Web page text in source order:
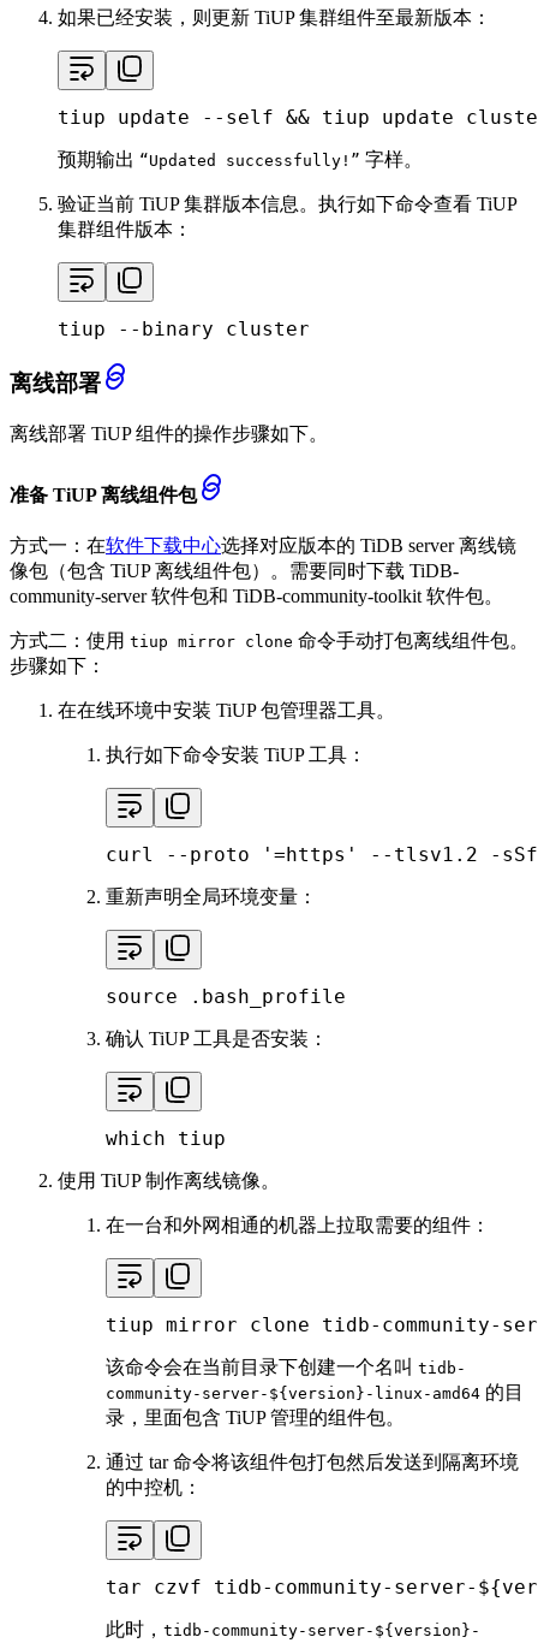
如果已经安装，则更新 TiUP 集群组件至最新版本：
tiup update --self && tiup update
预期输出 “Updated successfully!” 字样。
验证当前 TiUP 集群版本信息。执行如下命令查看 TiUP
集群组件版本：
tiup --binary cluster
离线部署
离线部署 TiUP 组件的操作步骤如下。
准备 TiUP 离线组件包
方式一：在软件下载中心选择对应版本的 TiDB server 离线镜
像包（包含 TiUP 离线组件包）。需要同时下载 TiDB-
community-server 软件包和 TiDB-community-toolkit 软件包。
方式二：使用 tiup mirror clone 命令手动打包离线组件包。
步骤如下：
在在线环境中安装 TiUP 包管理器工具。
执行如下命令安装 TiUP 工具：
curl --proto '=https' --tlsv1.2 -
重新声明全局环境变量：
source .bash_profile
确认 TiUP 工具是否安装：
which tiup
使用 TiUP 制作离线镜像。
在一台和外网相通的机器上拉取需要的组件：
tiup mirror clone tidb-community-
该命令会在当前目录下创建一个名叫 tidb-
community-server-${version}-linux-amd64 的目
录，里面包含 TiUP 管理的组件包。
通过 tar 命令将该组件包打包然后发送到隔离环境
的中控机：
tar czvf tidb-community-server-
此时， tidb-community-server-${version}-